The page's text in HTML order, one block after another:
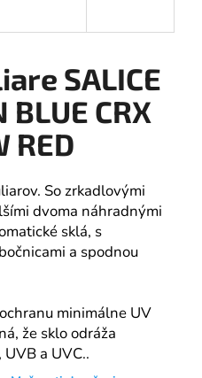
SALICE
BLUE CRX
RED
So zrkadlovými
dvoma náhradnými
sklá, s
a spodnou
minimálne UV
že sklo odráža
a UVC..